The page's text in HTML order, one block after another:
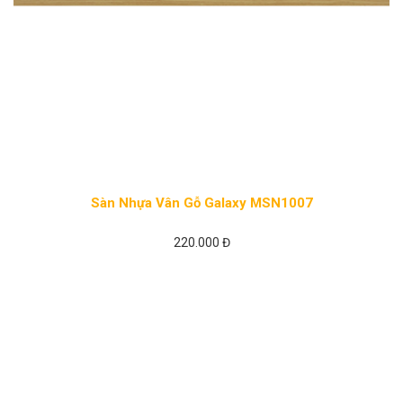
Sàn Nhựa Vân Gỗ Galaxy MSN1007
220.000 Đ